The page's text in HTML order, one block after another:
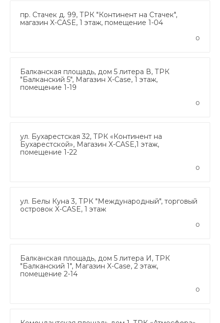
пр. Стачек д. 99, ТРК "Континент на Стачек",
магазин X-CASE, 1 этаж, помещение 1-04
0
Балканская площадь, дом 5 литера В, ТРК
"Балканский 5", Магазин X-Case, 1 этаж,
помещение 1-19
0
ул. Бухарестская 32, ТРК «Континент на
Бухарестской», Магазин X-CASE,1 этаж,
помещение 1-22
0
ул. Белы Куна 3, ТРК "Международный", торговый
островок X-CASE, 1 этаж
0
Балканская площадь, дом 5 литера И, ТРК
"Балканский 1", Магазин X-Case, 2 этаж,
помещение 2-14
0